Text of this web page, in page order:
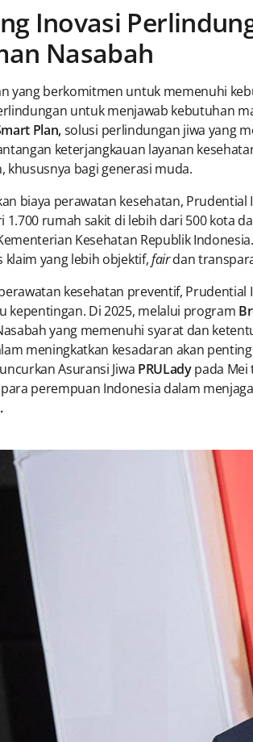
Inovasi
Nasabah
yang berkomitmen untuk memenuhi
untuk menjawab kebutuhan
Plan,solusi perlindungan jiwa yang
keterjangkauan layanan
khususnya bagi generasi muda.
biaya perawatan kesehatan,
1.700 rumah sakit di lebih dari 500 kota
Kesehatan Republik
yang lebih objektif,fairdan
kesehatan preventif,
kepentingan. Di 2025, melalui program
yang memenuhi syarat dan
meningkatkan kesadaran akan
Asuransi Jiwa PRULadypada Mei
perempuan Indonesia dalam